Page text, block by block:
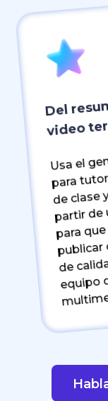
Del
video
Usa el
para
de clase
partir de
para
de
equipo